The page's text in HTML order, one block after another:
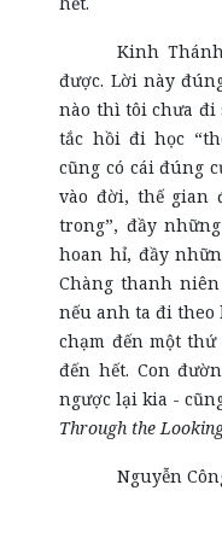
Kinh
được. Lời này
nào thì tôi chưa đi
tắc hồi đi học
cũng có cái đúng
vào đời, thế gian
trong”, đầy
hoan hỉ, đầy
Chàng thanh
nếu anh ta đi theo
chạm đến một
đến hết. Con
ngược lại kia -
Through the
Nguyễn